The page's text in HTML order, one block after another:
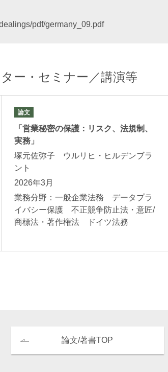
pdf/germany_09.pdf
ー・セミナー／講演等
論文
「営業秘密の保護：リスク、法規制、
実務」
塚元佐弥子 ウルリヒ・ヒルデンブラ
ント
2026年3月
業務分野：一般企業法務 データプラ
イバシー保護 不正競争防止法・意匠/
商標法・著作権法 ドイツ法務
論文/著書TOP